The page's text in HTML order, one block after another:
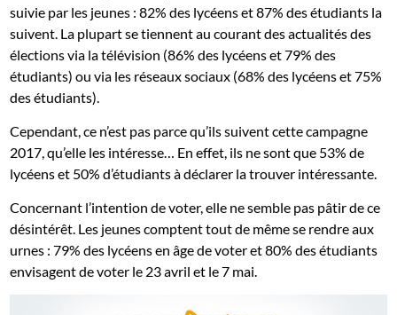
suivie par les jeunes : 82% des lycéens et 87% des étudiants la
suivent. La plupart se tiennent au courant des actualités des
élections via la télévision (86% des lycéens et 79% des
étudiants) ou via les réseaux sociaux (68% des lycéens et 75%
des étudiants).
Cependant, ce n’est pas parce qu’ils suivent cette campagne
2017, qu’elle les intéresse… En effet, ils ne sont que 53% de
lycéens et 50% d’étudiants à déclarer la trouver intéressante.
Concernant l’intention de voter, elle ne semble pas pâtir de ce
désintérêt. Les jeunes comptent tout de même se rendre aux
urnes : 79% des lycéens en âge de voter et 80% des étudiants
envisagent de voter le 23 avril et le 7 mai.